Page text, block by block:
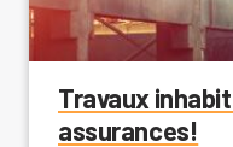
Travaux
assurances!